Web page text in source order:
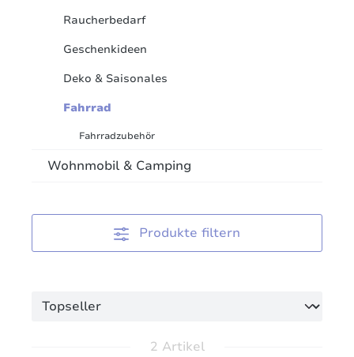
Raucherbedarf
Geschenkideen
Deko & Saisonales
Fahrrad
Fahrradzubehör
Wohnmobil & Camping
Produkte filtern
2 Artikel